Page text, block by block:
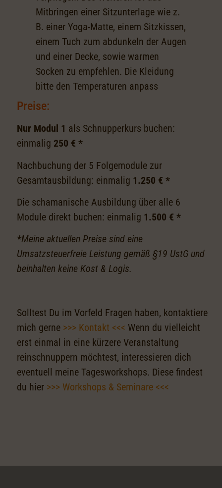
Mitbringen einer Sitzunterlage wie z.
B. einer Yoga-Matte, einem Sitzkissen,
einem Tuch zum abdunkeln der Augen
und einer Decke, sowie warmen
Socken zu empfehlen. Die Kleidung
bitte den Temperaturen anpass
Preise:
Nur Modul 1 als Schnupperkurs buchen:
einmalig 250 € *
Nachbuchung der 5 Folgemodule zur
Gesamtausbildung: einmalig 1.250 € *
Die schamanische Ausbildung über alle 6
Module direkt buchen: einmalig 1.500 € *
*Meine aktuellen Preise sind eine
Umsatzsteuerfreie Leistung gemäß §19 UstG und
beinhalten keine Kost & Logis.
Solltest Du im Vorfeld Fragen haben, kontaktiere
mich gerne >>> Kontakt <<< Wenn du vielleicht
erst einmal in eine kürzere Veranstaltung
reinschnuppern möchtest, interessieren dich
eventuell meine Tagesworkshops. Diese findest
du hier >>> Workshops & Seminare <<<